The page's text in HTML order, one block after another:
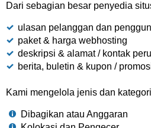
Dari sebagian besar penyedia
ulasan pelanggan dan
paket & harga webhosting
deskripsi & alamat / kontak
berita, buletin & kupon /
Kami mengelola jenis dan
Dibagikan atau Anggaran